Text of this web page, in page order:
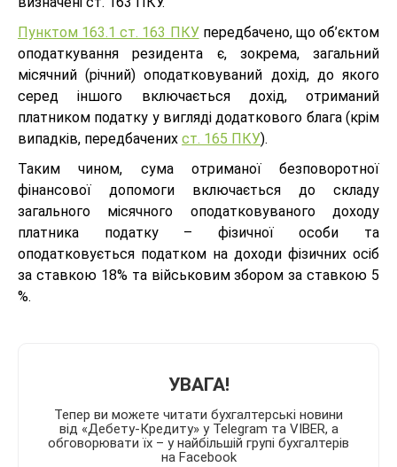
Пунктом 163.1 ст. 163 ПКУпередбачено, що об’єктом
оподаткування резидента є, зокрема, загальний
місячний (річний) оподатковуваний дохід, до якого
серед іншого включається дохід, отриманий
платником податку у вигляді додаткового блага (крім
випадків, передбачених ст. 165 ПКУ).
Таким чином, сума отриманої безповоротної
фінансової допомоги включається до складу
загального місячного оподатковуваного доходу
платника податку – фізичної особи та
оподатковується податком на доходи фізичних осіб
за ставкою 18% та військовим збором за ставкою 5
%.
УВАГА!
Тепер ви можете читати бухгалтерські новини
від «Дебету-Кредиту» у Telegram та VIBER, а
обговорювати їх – у найбільшій групі бухгалтерів
на Facebook